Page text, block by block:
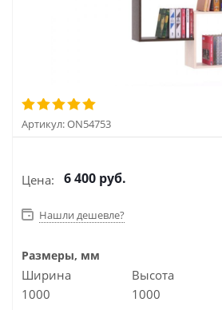
Артикул:ON54753
Цена: 6 400 руб.
Нашли дешевле?
Размеры, мм
Ширина
1000
Высота
1000